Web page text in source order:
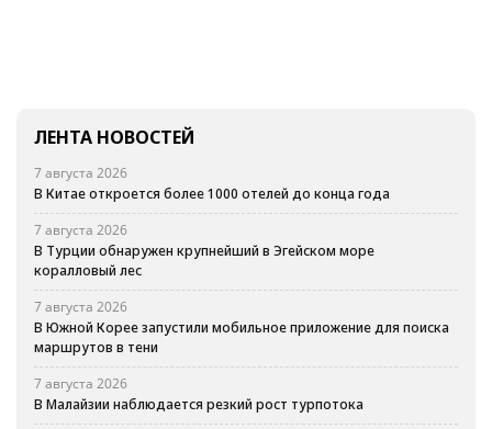
ЛЕНТА НОВОСТЕЙ
7 августа 2026
В Китае откроется более 1000 отелей до конца года
7 августа 2026
В Турции обнаружен крупнейший в Эгейском море
коралловый лес
7 августа 2026
В Южной Корее запустили мобильное приложение для поиска
маршрутов в тени
7 августа 2026
В Малайзии наблюдается резкий рост турпотока